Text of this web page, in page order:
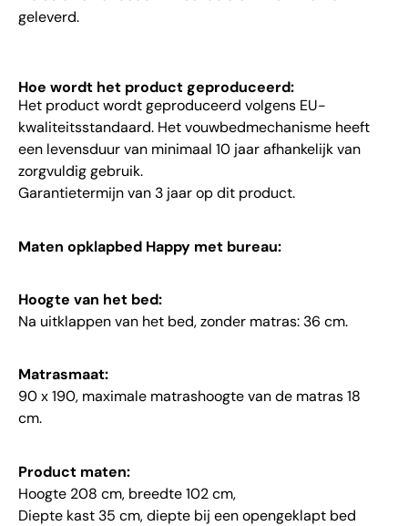
geleverd.
Hoe wordt het product geproduceerd:
Het product wordt geproduceerd volgens EU-
kwaliteitsstandaard. Het vouwbedmechanisme heeft
een levensduur van minimaal 10 jaar afhankelijk van
zorgvuldig gebruik.
Garantietermijn van 3 jaar op dit product.
Maten opklapbed Happy met bureau:
Hoogte van het bed:
Na uitklappen van het bed, zonder matras: 36 cm.
Matrasmaat:
90 x 190, maximale matrashoogte van de matras 18
cm.
Product maten:
Hoogte 208 cm, breedte 102 cm,
Diepte kast 35 cm, diepte bij een opengeklapt bed